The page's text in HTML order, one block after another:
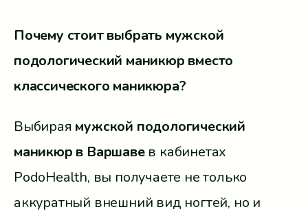
Почему стоит выбрать мужской
подологический маникюр вместо
классического маникюра?
Выбирая мужской подологический
маникюр в Варшавев кабинетах
PodoHealth, вы получаете не только
аккуратный внешний вид ногтей, но и